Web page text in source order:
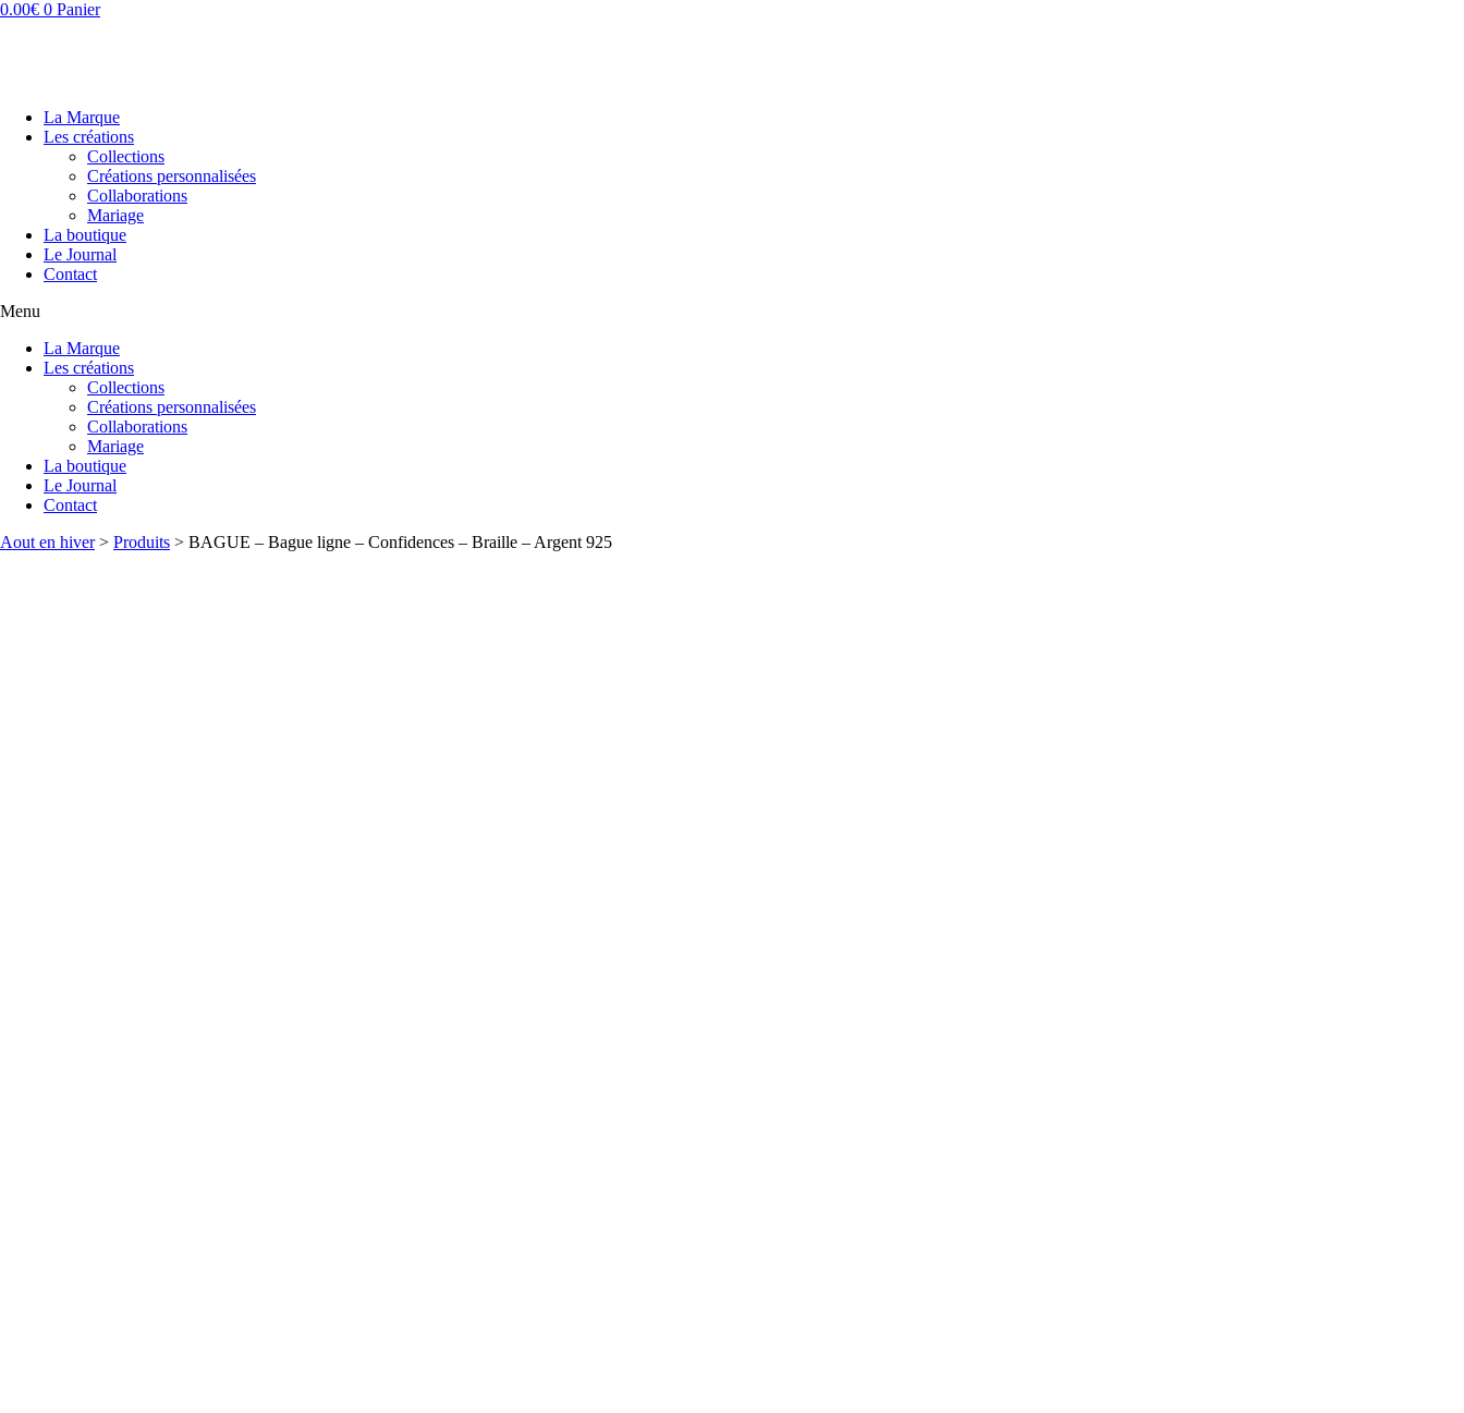
Aller
0.00€ 0 Panier
La Marque
Les créations
Collections
Créations personnalisées
Collaborations
Mariage
La boutique
Le Journal
Contact
Menu
La Marque
Les créations
Collections
Créations personnalisées
Collaborations
Mariage
La boutique
Le Journal
Contact
Aout en hiver> Produits > BAGUE – Bague ligne – Confidences – Braille – Argent 925